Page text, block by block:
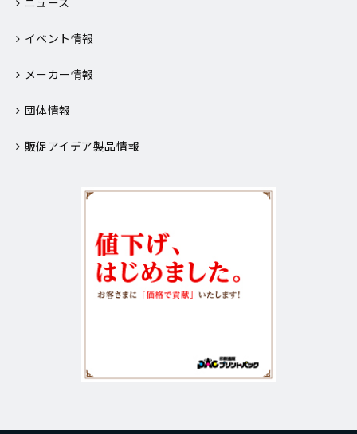
イベント情報
メーカー情報
団体情報
販促アイデア製品情報